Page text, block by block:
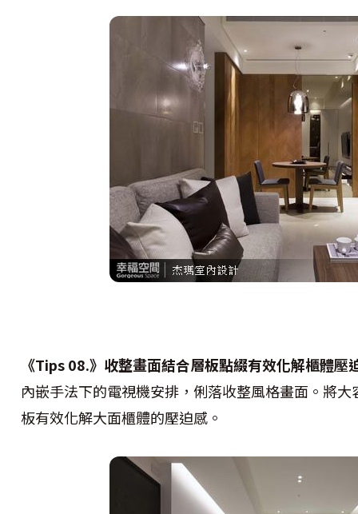
《Tips 08.》收整畫面結合層板點綴有效化解櫃體壓
內嵌手法下的電視機安排，俐落收整風格畫面。將
板有效化解大面櫃體的壓迫感。